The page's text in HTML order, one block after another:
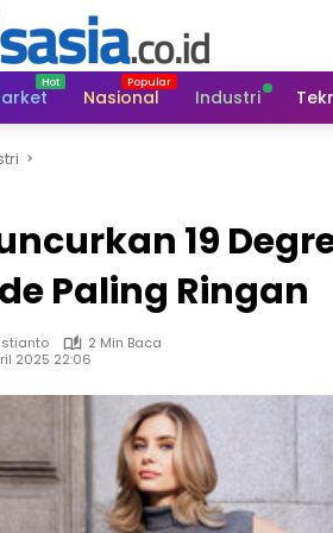
Nasional Industri
19
Paling Ringan
2 Min Baca
2025 22:06